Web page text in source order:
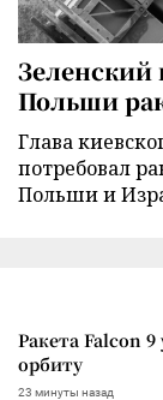
Зеленский
Польши
Глава
потребовал
Польши и
Ракета Falcon
орбиту
23 минуты назад